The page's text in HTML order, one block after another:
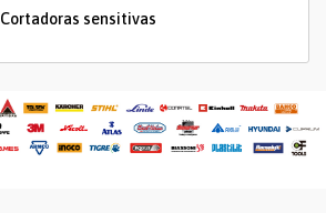
Cortadoras sensitivas